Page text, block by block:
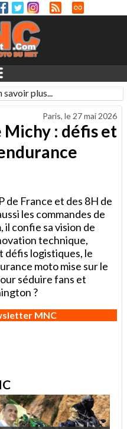
savoir plus...
Paris, le 27 mai 2026
: défis et
de France et des 8H de
les commandes de
il confie sa vision de
technique,
défis logistiques, le
moto mise sur le
séduire fans et
?
MNC